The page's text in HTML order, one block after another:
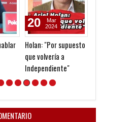
Holan: "Por supuesto
que volvería a
Independiente"
20
Mar
2024